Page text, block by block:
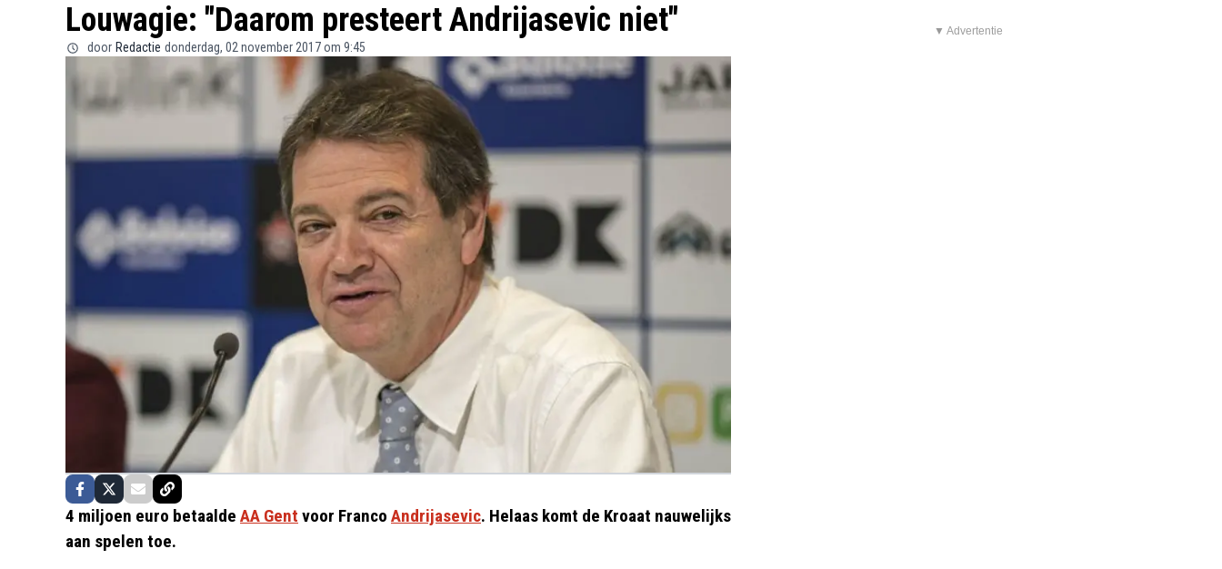
Louwagie: "Daarom presteert Andrijasevic niet"
door Redactie donderdag, 02 november 2017 om 9:45
4 miljoen euro betaalde AA Gent voor Franco Andrijasevic. Helaas komt de Kroaat nauwelijks
aan spelen toe.
▼ Advertentie